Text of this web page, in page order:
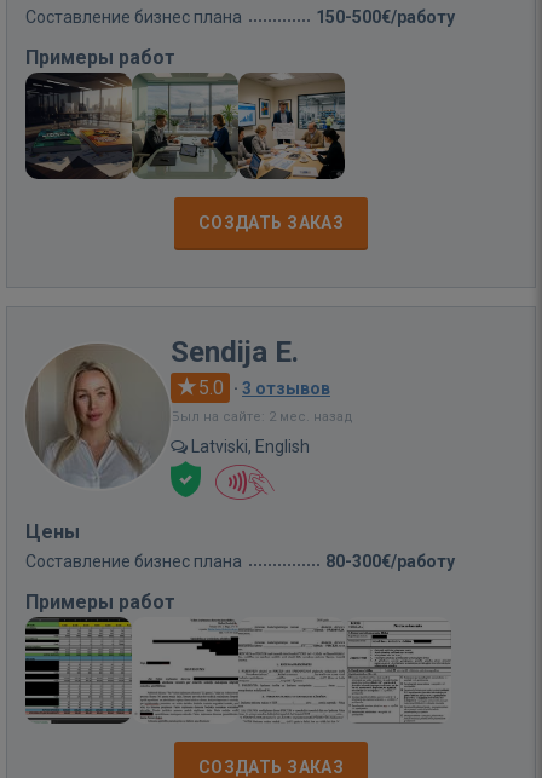
Составление бизнес плана 150-500€/работу
Примеры работ
СОЗДАТЬ ЗАКАЗ
Sendija E.
5.0 · 3 отзывов
Был на сайте: 2 мес. назад
Latviski, English
Цены
Составление бизнес плана 80-300€/работу
Примеры работ
СОЗДАТЬ ЗАКАЗ